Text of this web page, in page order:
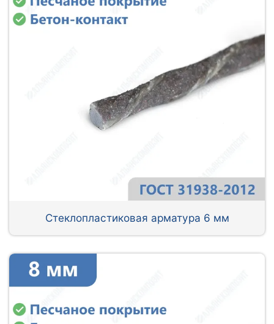
Стеклопластиковая арматура 6 мм